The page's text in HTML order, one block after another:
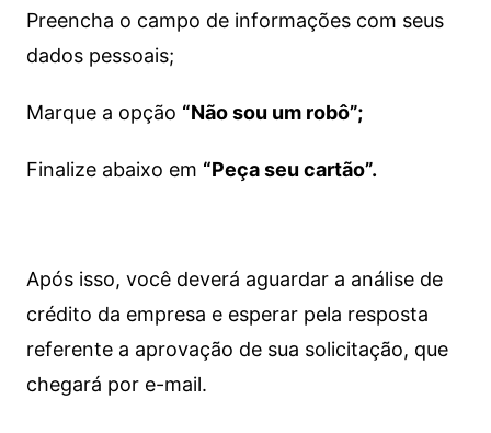
Preencha o campo de informações com seus
dados pessoais;
Marque a opção “Não sou um robô”;
Finalize abaixo em “Peça seu cartão”.
Após isso, você deverá aguardar a análise de
crédito da empresa e esperar pela resposta
referente a aprovação de sua solicitação, que
chegará por e-mail.